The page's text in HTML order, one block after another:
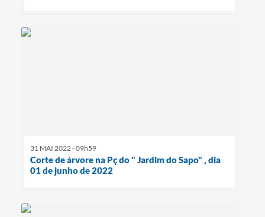
31 MAI 2022 - 09h59
Corte de árvore na Pç do " Jardim do Sapo" , dia
01 de junho de 2022